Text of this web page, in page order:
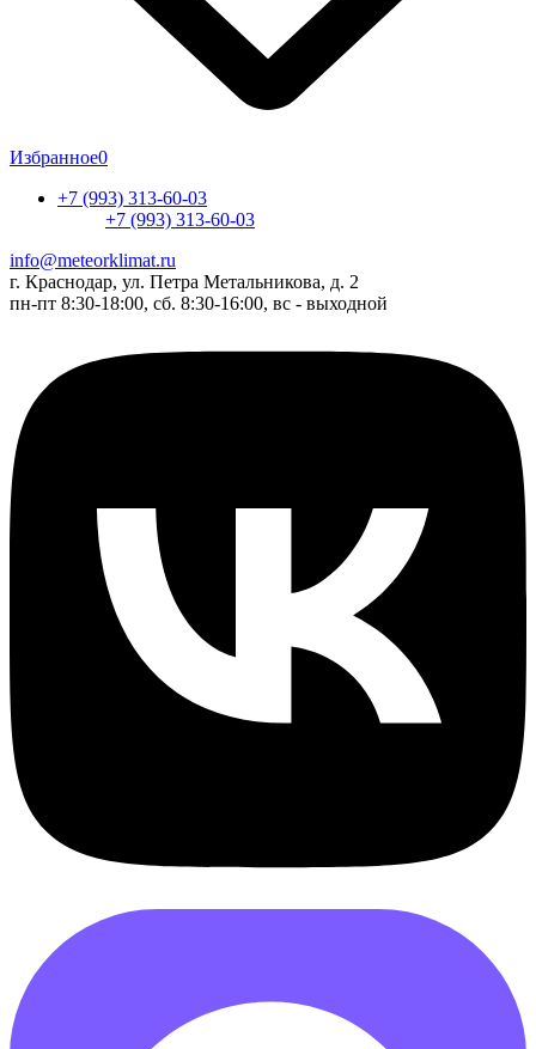
Избранное0
+7 (993) 313-60-03
+7 (993) 313-60-03
info@meteorklimat.ru
г. Краснодар, ул. Петра Метальникова, д. 2
пн-пт 8:30-18:00, сб. 8:30-16:00, вс - выходной